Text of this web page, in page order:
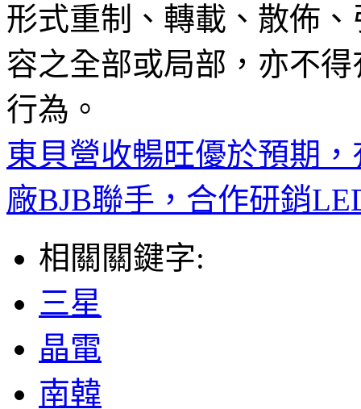
形式重制、轉載、散佈
容之全部或局部，亦不
行為。
東貝營收暢旺優於預期
廠BJB聯手，合作研銷
相關關鍵字:
三星
晶電
南韓